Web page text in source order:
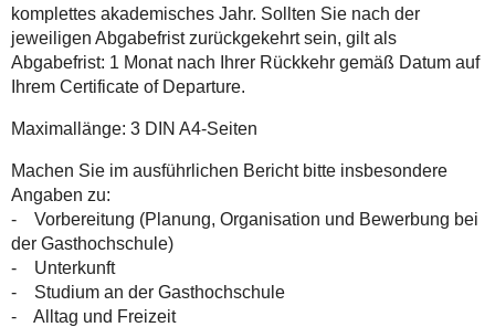
komplettes akademisches Jahr. Sollten Sie nach der
jeweiligen Abgabefrist zurückgekehrt sein, gilt als
Abgabefrist: 1 Monat nach Ihrer Rückkehr gemäß Datum auf
Ihrem Certificate of Departure.
Maximallänge: 3 DIN A4-Seiten
Machen Sie im ausführlichen Bericht bitte insbesondere
Angaben zu:
- Vorbereitung (Planung, Organisation und Bewerbung bei
der Gasthochschule)
- Unterkunft
- Studium an der Gasthochschule
- Alltag und Freizeit